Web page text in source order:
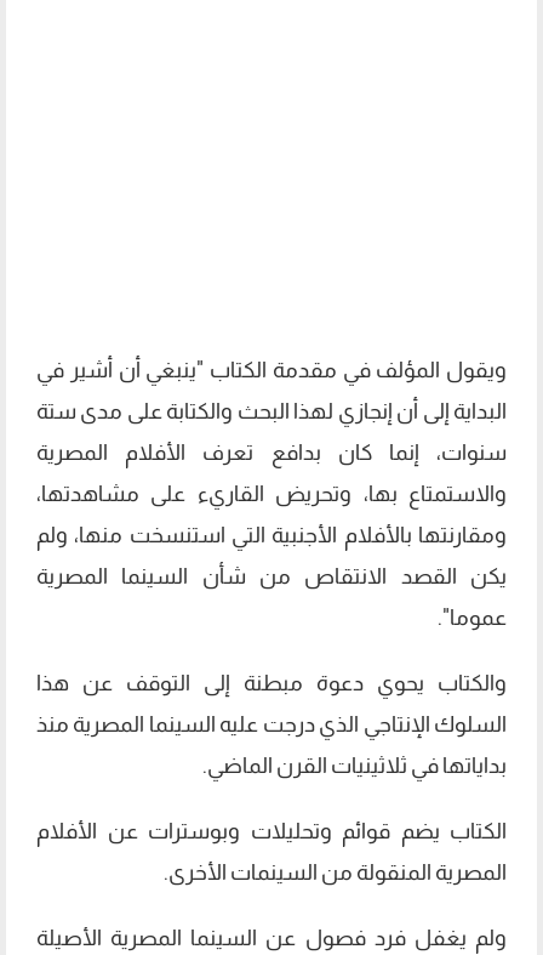
ويقول المؤلف في مقدمة الكتاب "ينبغي أن أشير في
البداية إلى أن إنجازي لهذا البحث والكتابة على مدى ستة
سنوات، إنما كان بدافع تعرف الأفلام المصرية
والاستمتاع بها، وتحريض القاريء على مشاهدتها،
ومقارنتها بالأفلام الأجنبية التي استنسخت منها، ولم
يكن القصد الانتقاص من شأن السينما المصرية
عموما".
والكتاب يحوي دعوة مبطنة إلى التوقف عن هذا
السلوك الإنتاجي الذي درجت عليه السينما المصرية منذ
بداياتها في ثلاثينيات القرن الماضي.
الكتاب يضم قوائم وتحليلات وبوسترات عن الأفلام
المصرية المنقولة من السينمات الأخرى.
ولم يغفل فرد فصول عن السينما المصرية الأصيلة